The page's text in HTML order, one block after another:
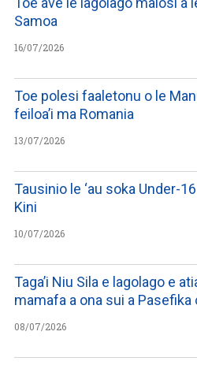
Samoa
16/07/2026
Toe polesi faaletonu o le
feiloa’i ma Romania
13/07/2026
Tausinio le ‘au soka Under-
Kini
10/07/2026
Taga’i Niu Sila e lagolago e
mamafa a ona sui a Pasefika
08/07/2026